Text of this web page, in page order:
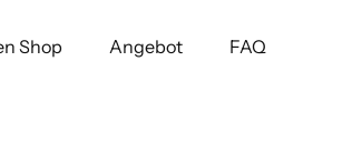
Shop Angebot FAQ